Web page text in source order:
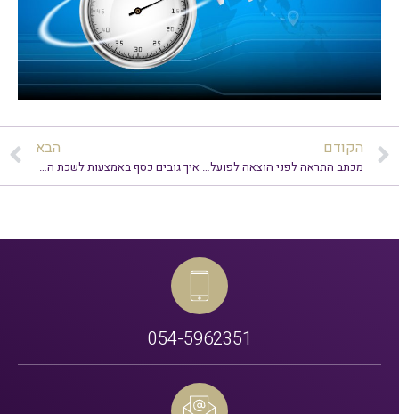
הקודם
מכתב התראה לפני הוצאה לפועל – מה לעשות?
הבא
איך גובים כסף באמצעות לשכת ההוצאה לפועל?
054-5962351